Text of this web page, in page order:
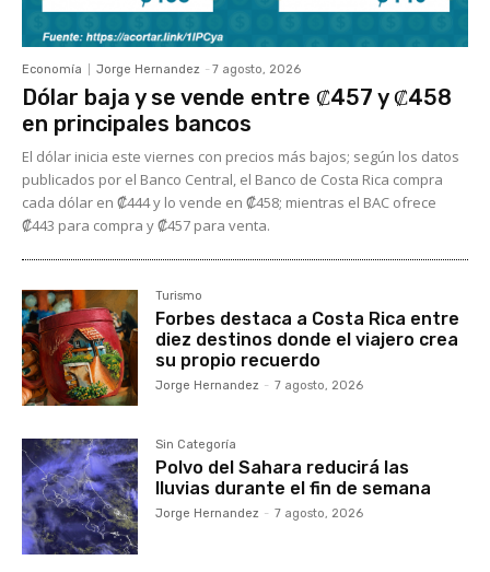
Economía Jorge Hernandez - 7 agosto, 2026
Dólar baja y se vende entre ₡457 y ₡458
en principales bancos
El dólar inicia este viernes con precios más bajos; según los datos
publicados por el Banco Central, el Banco de Costa Rica compra
cada dólar en ₡444 y lo vende en ₡458; mientras el BAC ofrece
₡443 para compra y ₡457 para venta.
Turismo
Forbes destaca a Costa Rica entre
diez destinos donde el viajero crea
su propio recuerdo
Jorge Hernandez - 7 agosto, 2026
Sin Categoría
Polvo del Sahara reducirá las
lluvias durante el fin de semana
Jorge Hernandez - 7 agosto, 2026